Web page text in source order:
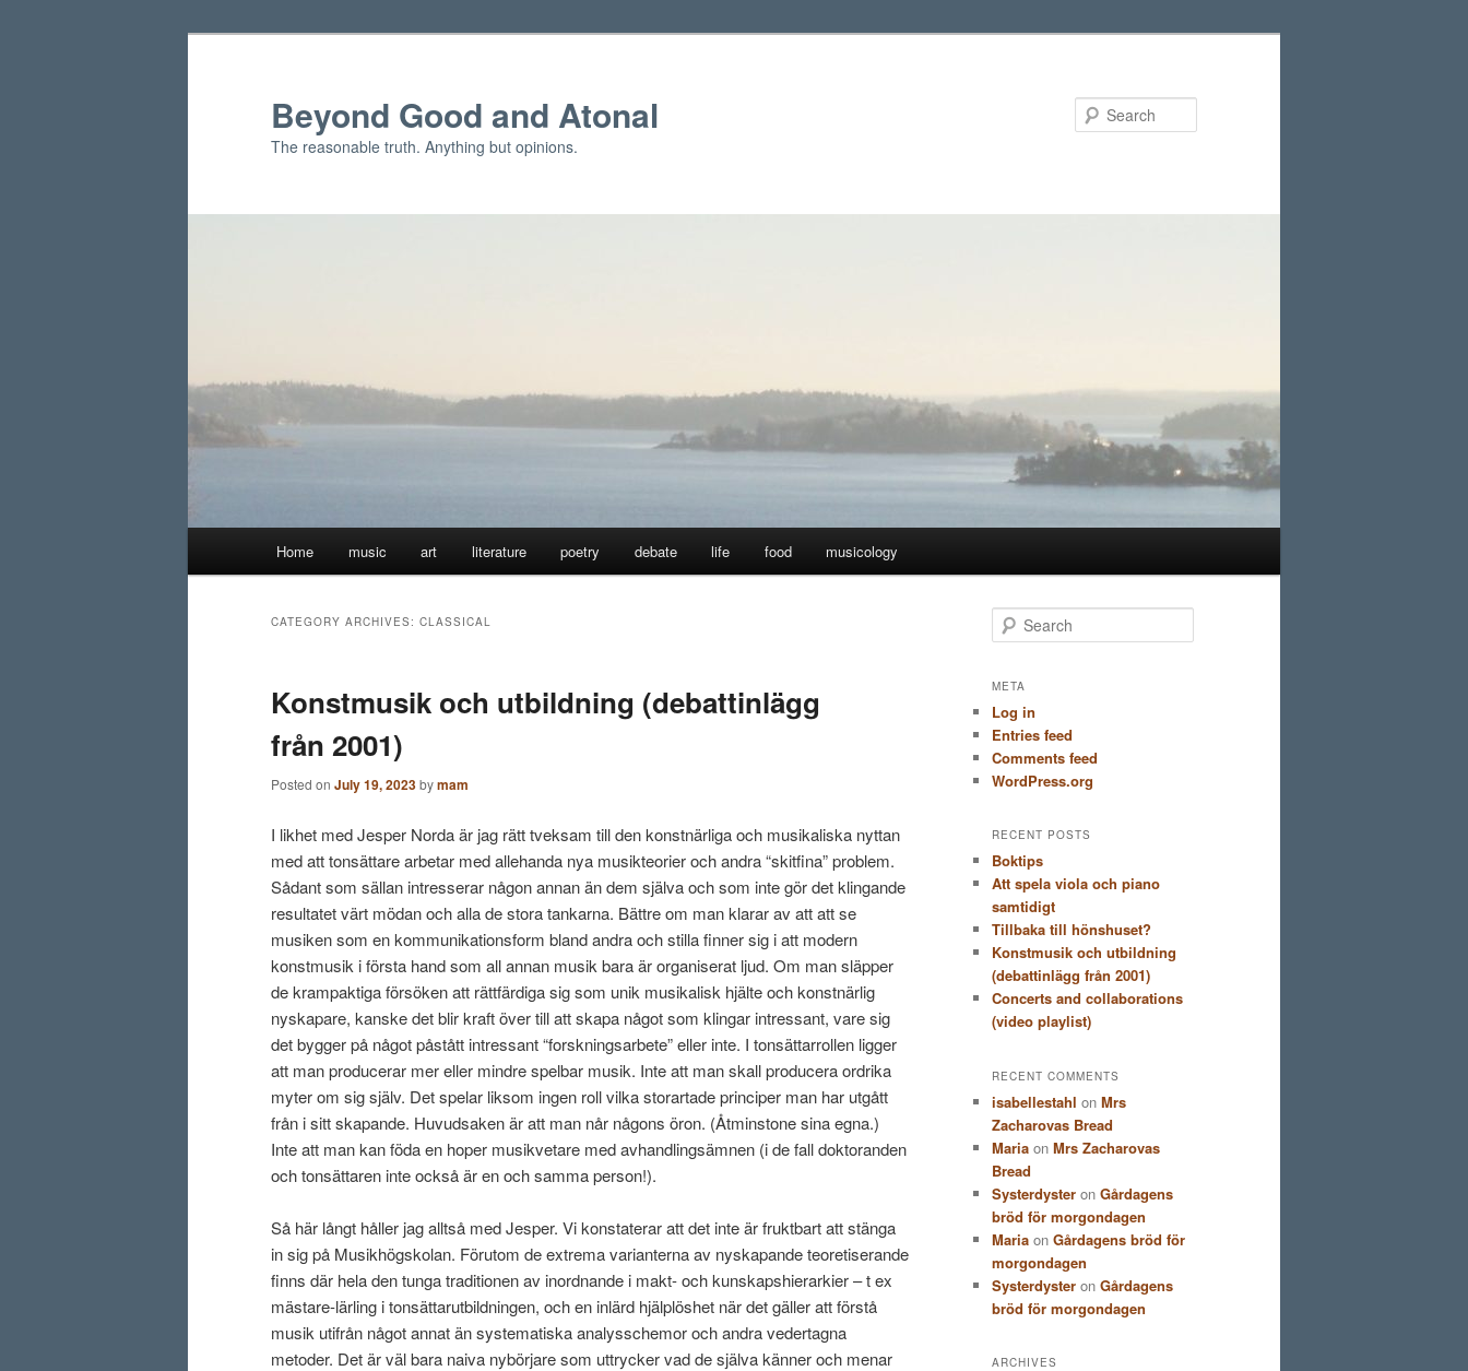
Beyond Good and Atonal
The reasonable truth. Anything but opinions.
Home music art literature poetry debate life food musicology
CATEGORY ARCHIVES: CLASSICAL
Konstmusik och utbildning (debattinlägg
från 2001)
Posted on July 19, 2023bymam
I likhet med Jesper Norda är jag rätt tveksam till den konstnärliga och musikaliska nyttan
med att tonsättare arbetar med allehanda nya musikteorier och andra “skitfina” problem.
Sådant som sällan intresserar någon annan än dem själva och som inte gör det klingande
resultatet värt mödan och alla de stora tankarna. Bättre om man klarar av att att se
musiken som en kommunikationsform bland andra och stilla finner sig i att modern
konstmusik i första hand som all annan musik bara är organiserat ljud. Om man släpper
de krampaktiga försöken att rättfärdiga sig som unik musikalisk hjälte och konstnärlig
nyskapare, kanske det blir kraft över till att skapa något som klingar intressant, vare sig
det bygger på något påstått intressant “forskningsarbete” eller inte. I tonsättarrollen ligger
att man producerar mer eller mindre spelbar musik. Inte att man skall producera ordrika
myter om sig själv. Det spelar liksom ingen roll vilka storartade principer man har utgått
från i sitt skapande. Huvudsaken är att man når någons öron. (Åtminstone sina egna.)
Inte att man kan föda en hoper musikvetare med avhandlingsämnen (i de fall doktoranden
och tonsättaren inte också är en och samma person!).
Så här långt håller jag alltså med Jesper. Vi konstaterar att det inte är fruktbart att stänga
in sig på Musikhögskolan. Förutom de extrema varianterna av nyskapande teoretiserande
finns där hela den tunga traditionen av inordnande i makt- och kunskapshierarkier – t ex
mästare-lärling i tonsättarutbildningen, och en inlärd hjälplöshet när det gäller att förstå
musik utifrån något annat än systematiska analysschemor och andra vedertagna
metoder. Det är väl bara naiva nybörjare som uttrycker vad de själva känner och menar
e
r
h
META
Log in
Entries feed
Comments feed
WordPress.org
RECENT POSTS
Boktips
Att spela viola och piano
samtidigt
Tillbaka till hönshuset?
Konstmusik och utbildning
(debattinlägg från 2001)
Concerts and collaborations
(video playlist)
RECENT COMMENTS
isabellestahl on Mrs
Zacharovas Bread
Maria on Mrs Zacharovas
Bread
Systerdyster on Gårdagens
bröd för morgondagen
Maria on Gårdagens bröd för
morgondagen
Systerdyster on Gårdagens
bröd för morgondagen
ARCHIVES